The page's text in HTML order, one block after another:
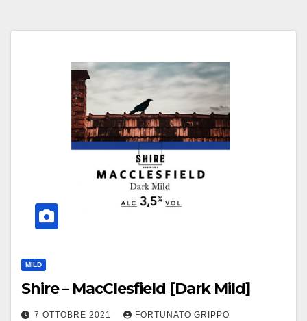
MILD
Shire – MacClesfield [Dark Mild]
7 OTTOBRE 2021 FORTUNATO GRIPPO